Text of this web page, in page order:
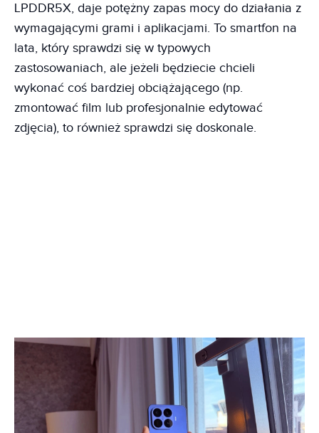
LPDDR5X, daje potężny zapas mocy do działania z
wymagającymi grami i aplikacjami. To smartfon na
lata, który sprawdzi się w typowych
zastosowaniach, ale jeżeli będziecie chcieli
wykonać coś bardziej obciążającego (np.
zmontować film lub profesjonalnie edytować
zdjęcia), to również sprawdzi się doskonale.